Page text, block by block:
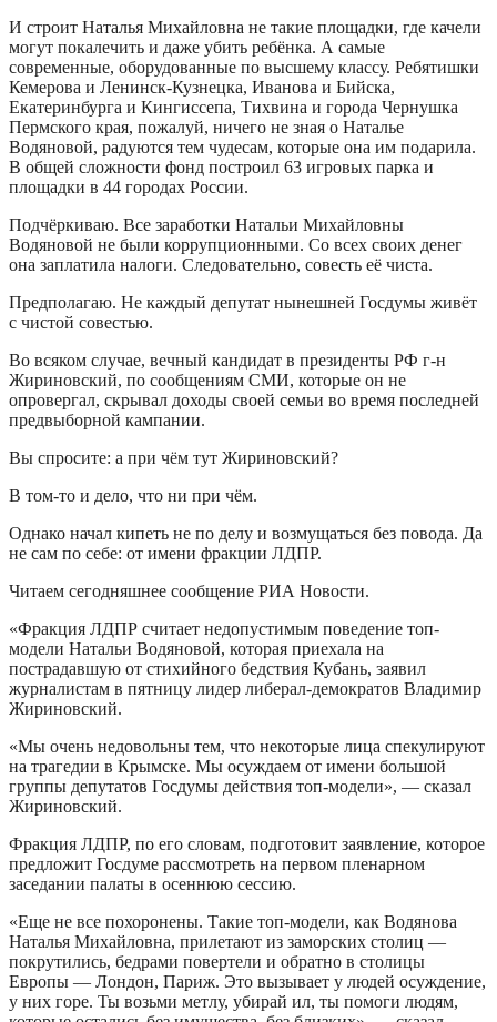
И строит Наталья Михайловна не такие площадки, где качели
могут покалечить и даже убить ребёнка. А самые
современные, оборудованные по высшему классу. Ребятишки
Кемерова и Ленинск-Кузнецка, Иванова и Бийска,
Екатеринбурга и Кингиссепа, Тихвина и города Чернушка
Пермского края, пожалуй, ничего не зная о Наталье
Водяновой, радуются тем чудесам, которые она им подарила.
В общей сложности фонд построил 63 игровых парка и
площадки в 44 городах России.
Подчёркиваю. Все заработки Натальи Михайловны
Водяновой не были коррупционными. Со всех своих денег
она заплатила налоги. Следовательно, совесть её чиста.
Предполагаю. Не каждый депутат нынешней Госдумы живёт
с чистой совестью.
Во всяком случае, вечный кандидат в президенты РФ г-н
Жириновский, по сообщениям СМИ, которые он не
опровергал, скрывал доходы своей семьи во время последней
предвыборной кампании.
Вы спросите: а при чём тут Жириновский?
В том-то и дело, что ни при чём.
Однако начал кипеть не по делу и возмущаться без повода. Да
не сам по себе: от имени фракции ЛДПР.
Читаем сегодняшнее сообщение РИА Новости.
«Фракция ЛДПР считает недопустимым поведение топ-
модели Натальи Водяновой, которая приехала на
пострадавшую от стихийного бедствия Кубань, заявил
журналистам в пятницу лидер либерал-демократов Владимир
Жириновский.
«Мы очень недовольны тем, что некоторые лица спекулируют
на трагедии в Крымске. Мы осуждаем от имени большой
группы депутатов Госдумы действия топ-модели», — сказал
Жириновский.
Фракция ЛДПР, по его словам, подготовит заявление, которое
предложит Госдуме рассмотреть на первом пленарном
заседании палаты в осеннюю сессию.
«Еще не все похоронены. Такие топ-модели, как Водянова
Наталья Михайловна, прилетают из заморских столиц —
покрутились, бедрами повертели и обратно в столицы
Европы — Лондон, Париж. Это вызывает у людей осуждение,
у них горе. Ты возьми метлу, убирай ил, ты помоги людям,